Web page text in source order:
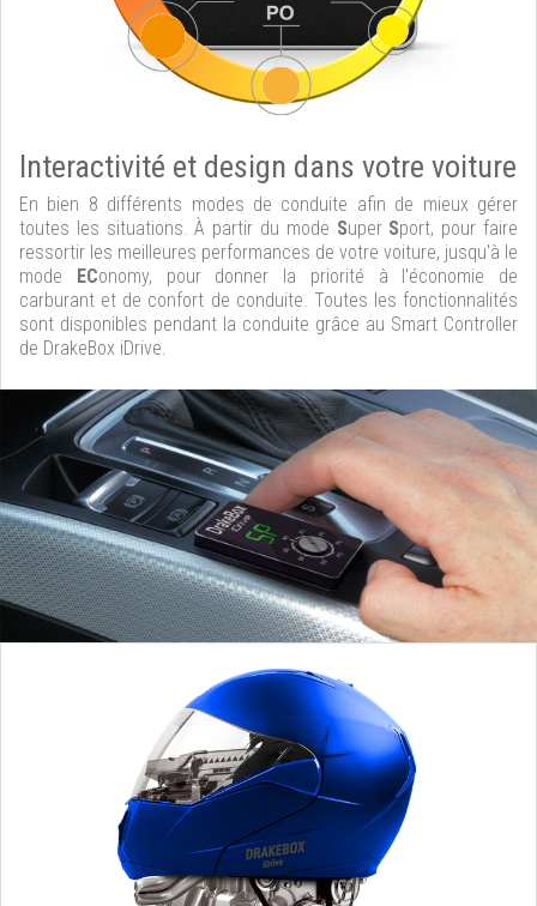
Interactivité et design dans votre voiture
En bien 8 différents modes de conduite afin de mieux gérer
toutes les situations. À partir du mode Super Sport, pour faire
ressortir les meilleures performances de votre voiture, jusqu'à le
mode EConomy, pour donner la priorité à l'économie de
carburant et de confort de conduite. Toutes les fonctionnalités
sont disponibles pendant la conduite grâce au Smart Controller
de DrakeBox iDrive.